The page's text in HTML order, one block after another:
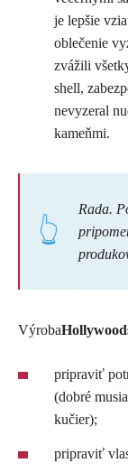
je lepšie
oblečenie
zvážili
shell,
nevyzeral
kameňmi.
Rada.
Výroba
pripraviť
(dobré
kučier);
pripraviť